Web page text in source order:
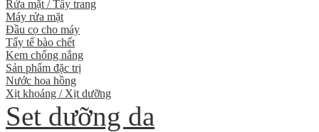
Rửa mặt / Tẩy trang
Máy rửa mặt
Đầu cọ cho máy
Tẩy tế bào chết
Kem chống nắng
Sản phẩm đặc trị
Nước hoa hồng
Xịt khoáng / Xịt dưỡng
Set dưỡng da